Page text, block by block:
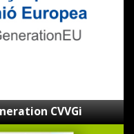
CVVGi